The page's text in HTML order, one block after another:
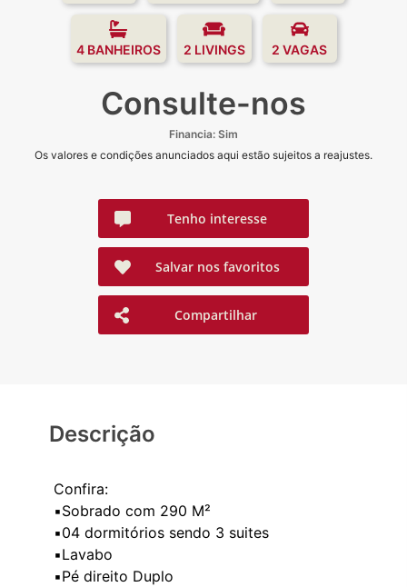
4 BANHEIROS 2 LIVINGS 2 VAGAS
Consulte-nos
Financia: Sim
Os valores e condições anunciados aqui estão sujeitos a reajustes.
Tenho interesse
Salvar nos favoritos
Compartilhar
Descrição
Confira:
▪️Sobrado com 290 M²
▪️04 dormitórios sendo 3 suites
▪️Lavabo
▪️Pé direito Duplo